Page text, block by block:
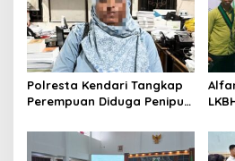
Polresta Kendari Tangkap
Perempuan Diduga Penipu
Rp588,1 Juta